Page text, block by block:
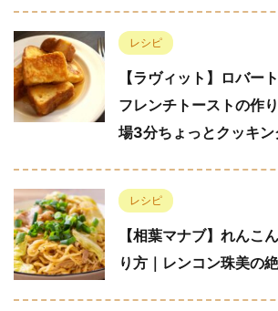
レシピ
【ラヴィット】ロバー
フレンチトーストの作
場3分ちょっとクッキン
レシピ
【相葉マナブ】れんこ
り方｜レンコン珠美の